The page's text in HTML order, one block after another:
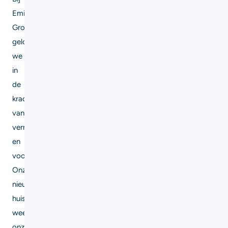
Eming
Group
geloven
we
in
de
kracht
van
vernieuwing
en
vooruitgang.
Onze
nieuwe
huisstijl
weerspiegelt